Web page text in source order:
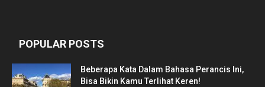
POPULAR POSTS
Beberapa Kata Dalam Bahasa Perancis Ini,
Bisa Bikin Kamu Terlihat Keren!